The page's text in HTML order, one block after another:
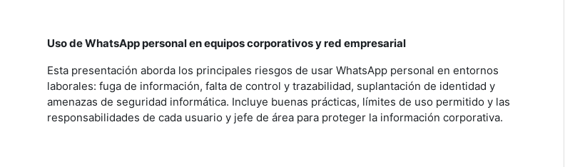
Uso de WhatsApp personal en equipos corporativos y red empresarial
Esta presentación aborda los principales riesgos de usar WhatsApp personal en entornos
laborales: fuga de información, falta de control y trazabilidad, suplantación de identidad y
amenazas de seguridad informática. Incluye buenas prácticas, límites de uso permitido y las
responsabilidades de cada usuario y jefe de área para proteger la información corporativa.